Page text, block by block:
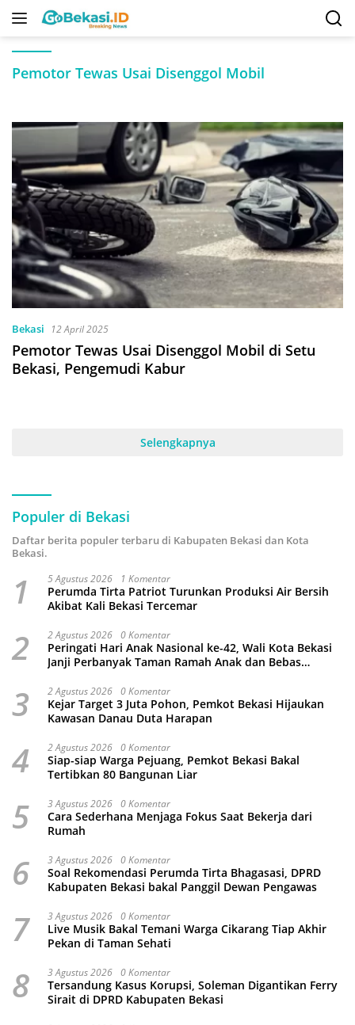
Langsung
Pemotor Tewas Usai Disenggol Mobil
Bekasi 12 April 2025
Pemotor Tewas Usai Disenggol Mobil di Setu
Bekasi, Pengemudi Kabur
Selengkapnya
Populer di Bekasi
Daftar berita populer terbaru di Kabupaten Bekasi dan Kota
Bekasi.
1 5 Agustus 2026 1 Komentar
Perumda Tirta Patriot Turunkan Produksi Air Bersih
Akibat Kali Bekasi Tercemar
2 2 Agustus 2026 0 Komentar
Peringati Hari Anak Nasional ke-42, Wali Kota Bekasi
Janji Perbanyak Taman Ramah Anak dan Bebas
3 2 Agustus 2026 0 Komentar
Kejar Target 3 Juta Pohon, Pemkot Bekasi Hijaukan
Kawasan Danau Duta Harapan
4 2 Agustus 2026 0 Komentar
Siap-siap Warga Pejuang, Pemkot Bekasi Bakal
Tertibkan 80 Bangunan Liar
5 3 Agustus 2026 0 Komentar
Cara Sederhana Menjaga Fokus Saat Bekerja dari
Rumah
6 3 Agustus 2026 0 Komentar
Soal Rekomendasi Perumda Tirta Bhagasasi, DPRD
Kabupaten Bekasi bakal Panggil Dewan Pengawas
7 3 Agustus 2026 0 Komentar
Live Musik Bakal Temani Warga Cikarang Tiap Akhir
Pekan di Taman Sehati
8 3 Agustus 2026 0 Komentar
Tersandung Kasus Korupsi, Soleman Digantikan Ferry
Sirait di DPRD Kabupaten Bekasi